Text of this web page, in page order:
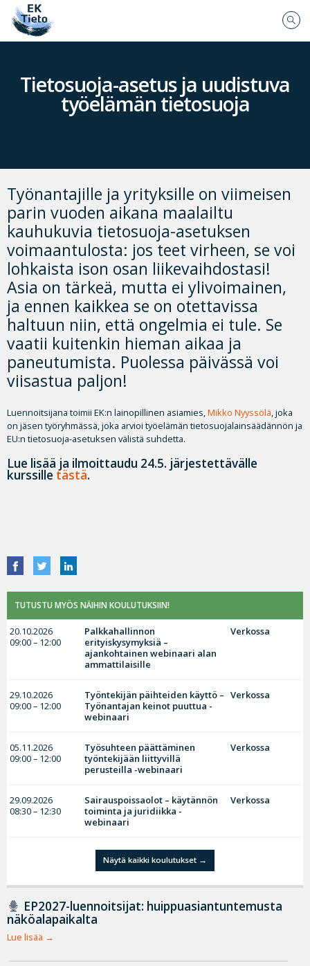
Tietosuoja-asetus ja uudistuva
työelämän tietosuoja
Työnantajille ja yrityksille on viimeisen
parin vuoden aikana maalailtu
kauhukuvia tietosuoja-asetuksen
voimaantulosta: jos teet virheen, se voi
lohkaista ison osan liikevaihdostasi!
Asia on tärkeä, mutta ei ylivoimainen,
ja ennen kaikkea se on otettavissa
haltuun niin, että ongelmia ei tule. Se
vaatii kuitenkin hieman aikaa ja
paneutumista. Puolessa päivässä voi
viisastua paljon!
Luennoitsijana toimii EK:n lainopillinen asiamies,Mikko Nyyssölä, joka
on jäsen työryhmässä, joka arvioi työelämän tietosuojalainsäädännön ja
EU:n tietosuoja-asetuksen välistä suhdetta.
Lue lisää ja ilmoittaudu 24.5. järjestettävälle
kurssille tästä.
TUTUSTU MYÖS NÄIHIN KOULUTUKSIIN!
20.10.2026
09:00 – 12:00
Palkkahallinnon
erityiskysymyksiä –
ajankohtainen webinaari alan
ammattilaisille
Verkossa
29.10.2026
09:00 – 12:00
Työntekijän päihteiden käyttö –
Työnantajan keinot puuttua -
webinaari
Verkossa
05.11.2026
09:00 – 12:00
Työsuhteen päättäminen
työntekijään liittyvillä
perusteilla -webinaari
Verkossa
29.09.2026
08:30 – 12:30
Sairauspoissaolot – käytännön
toiminta ja juridiikka -
webinaari
Verkossa
Näytä kaikki koulutukset
EP2027-luennoitsijat: huippuasiantuntemusta
näköalapaikalta
Lue lisää